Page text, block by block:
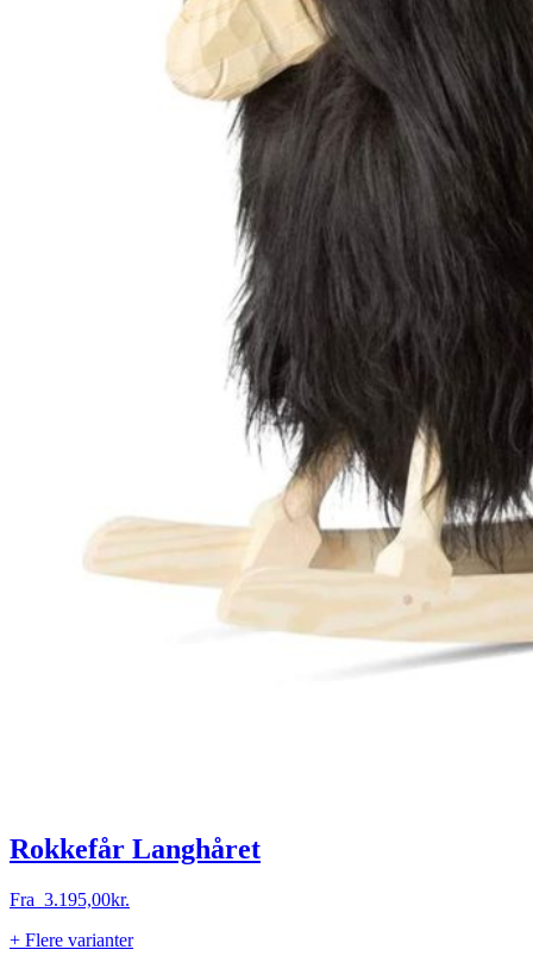
Rokkefår Langhåret
Fra 3.195,00kr.
+ Flere varianter